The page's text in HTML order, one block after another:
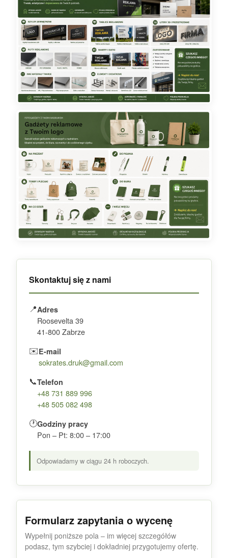
Skontaktuj się z nami
📍Adres
Roosevelta 39
41-800 Zabrze
✉️E-mail
sokrates.druk@gmail.com
📞Telefon
+48 731 889 996
+48 505 082 498
🕐Godziny pracy
Pon – Pt: 8:00 – 17:00
Odpowiadamy w ciągu 24 h roboczych.
Formularz zapytania o wycenę
Wypełnij poniższe pola – im więcej szczegółów
podasz, tym szybciej i dokładniej przygotujemy ofertę.